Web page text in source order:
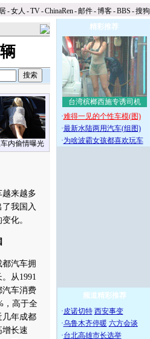
-女人 -TV-ChinaRen-邮件-博客-BBS -搜狗
内偷情曝光
来越多
我国入
化。
汽车拥
从1991
汽车消费
，高于全
几年成都
增长速
精彩推荐
台湾槟榔西施专诱司机
·难得一见的个性车模(图)
·最新水陆两用汽车(组图)
·为啥波霸女孩都喜欢玩车
频道精彩推荐
·皮诺切特 西安事变
·乌鲁木齐停暖 六方会谈
·台北高雄市长选举